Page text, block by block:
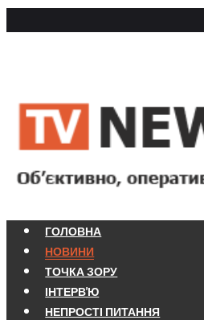
ГОЛОВНА
НОВИНИ
ТОЧКА ЗОРУ
ІНТЕРВ'Ю
НЕПРОСТІ ПИТАННЯ